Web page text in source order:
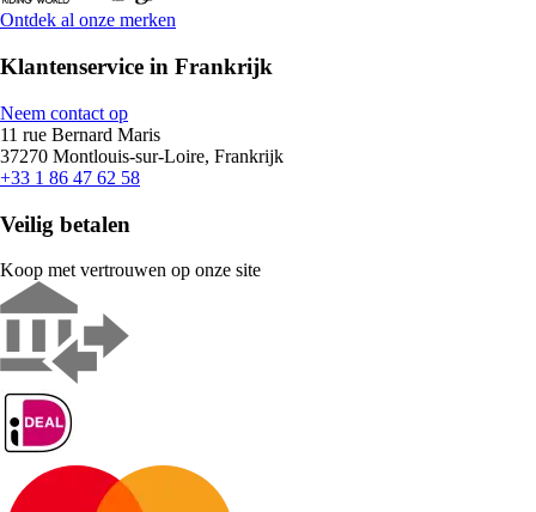
Ontdek al onze merken
Klantenservice in Frankrijk
Neem contact op
11 rue Bernard Maris
37270 Montlouis-sur-Loire, Frankrijk
+33 1 86 47 62 58
Veilig betalen
Koop met vertrouwen op onze site